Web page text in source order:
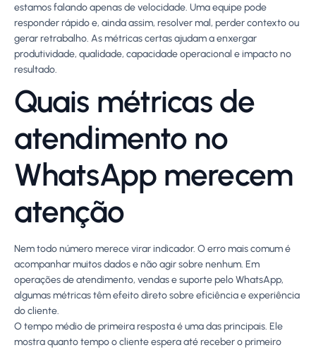
estamos falando apenas de velocidade. Uma equipe pode
responder rápido e, ainda assim, resolver mal, perder contexto ou
gerar retrabalho. As métricas certas ajudam a enxergar
produtividade, qualidade, capacidade operacional e impacto no
resultado.
Quais métricas de
atendimento no
WhatsApp merecem
atenção
Nem todo número merece virar indicador. O erro mais comum é
acompanhar muitos dados e não agir sobre nenhum. Em
operações de atendimento, vendas e suporte pelo WhatsApp,
algumas métricas têm efeito direto sobre eficiência e experiência
do cliente.
O tempo médio de primeira resposta é uma das principais. Ele
mostra quanto tempo o cliente espera até receber o primeiro